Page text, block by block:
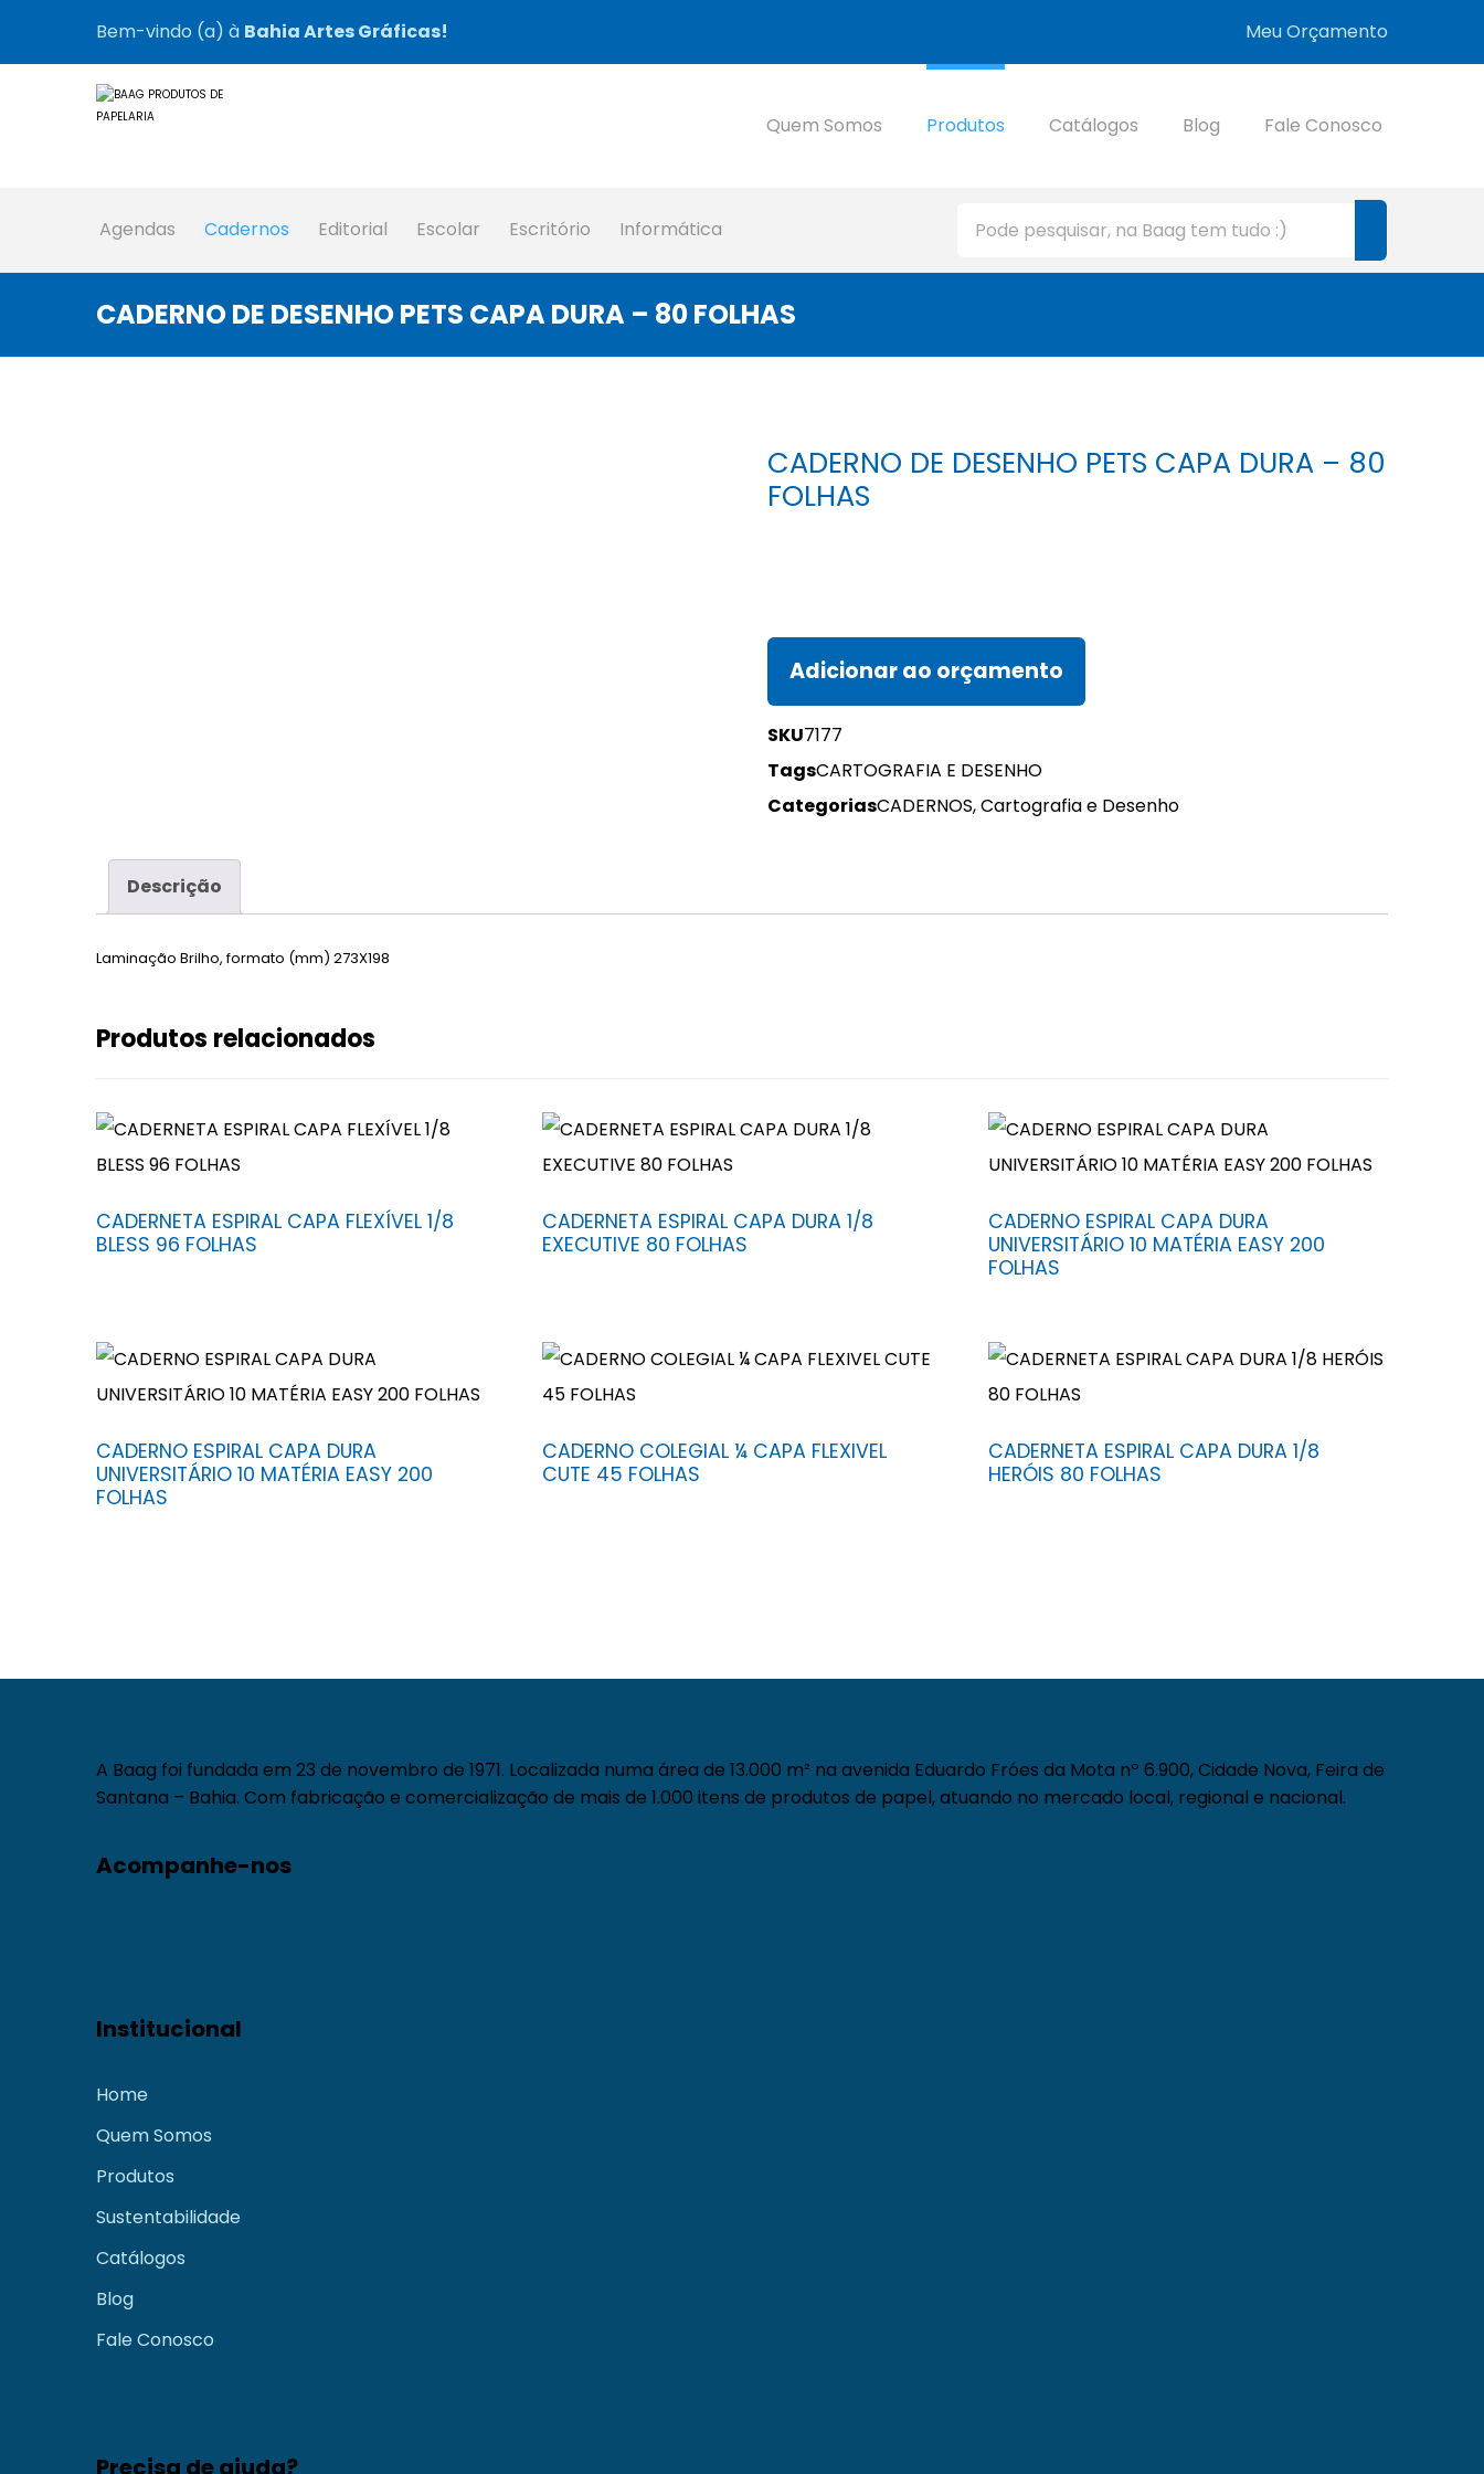
Bem-vindo (a) à Bahia Artes Gráficas! Meu Orçamento
Quem Somos Produtos Catálogos Blog Fale Conosco
Agendas Cadernos Editorial Escolar Escritório Informática
CADERNO DE DESENHO PETS CAPA DURA – 80 FOLHAS
CADERNO DE DESENHO PETS CAPA DURA – 80
FOLHAS
Adicionar ao orçamento
SKU7177
TagsCARTOGRAFIA E DESENHO
CategoriasCADERNOS,Cartografia e Desenho
Descrição
Laminação Brilho, formato (mm) 273X198
Produtos relacionados
CADERNETA ESPIRAL CAPA FLEXÍVEL 1/8
BLESS 96 FOLHAS
CADERNETA ESPIRAL CAPA DURA 1/8
EXECUTIVE 80 FOLHAS
CADERNO ESPIRAL CAPA DURA
UNIVERSITÁRIO 10 MATÉRIA EASY 200
FOLHAS
CADERNO ESPIRAL CAPA DURA
UNIVERSITÁRIO 10 MATÉRIA EASY 200
FOLHAS
CADERNO COLEGIAL ¼ CAPA FLEXIVEL
CUTE 45 FOLHAS
CADERNETA ESPIRAL CAPA DURA 1/8
HERÓIS 80 FOLHAS
A Baag foi fundada em 23 de novembro de 1971. Localizada numa área de 13.000 m² na avenida Eduardo Fróes da Mota nº 6.900, Cidade Nova, Feira de
Santana – Bahia. Com fabricação e comercialização de mais de 1.000 itens de produtos de papel, atuando no mercado local, regional e nacional.
Acompanhe-nos
Institucional
Home
Quem Somos
Produtos
Sustentabilidade
Catálogos
Blog
Fale Conosco
Precisa de ajuda?